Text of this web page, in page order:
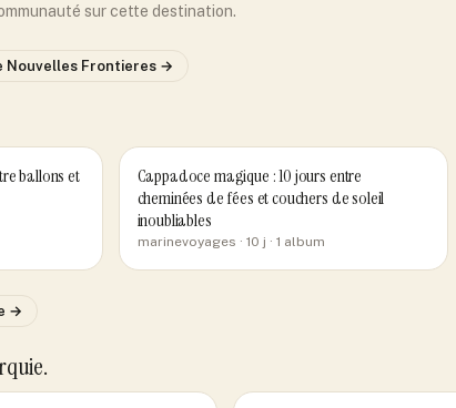
sur cette destination.
Nouvelles Frontieres →
ballons et
Cappadoce magique : 10 jours entre
cheminées de fées et couchers de soleil
inoubliables
marinevoyages · 10 j · 1 album
→
.